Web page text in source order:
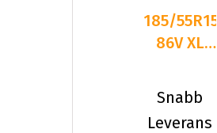
185/55R15
86V XL
SW608
DCB71 P
Snabb
Leverans